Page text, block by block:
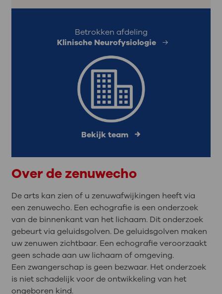
Betrokken afdeling
Klinische Neurofysiologie
Bekijk team
Over de zenuwecho
De arts kan zien of u zenuwafwijkingen heeft via
een zenuwecho. Een echografie is een onderzoek
van de binnenkant van het lichaam. Dit onderzoek
gebeurt via geluidsgolven. De geluidsgolven maken
uw zenuwen zichtbaar. Een echografie veroorzaakt
geen schade aan uw lichaam of omgeving.
Een zwangerschap is geen bezwaar. Het onderzoek
is niet schadelijk voor de ontwikkeling van het
ongeboren kind.